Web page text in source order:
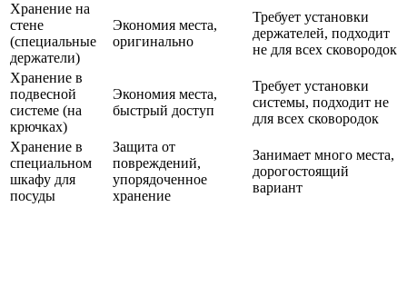
Хранение на
стене
(специальные
держатели)
Экономия места,
оригинально
Требует установки
держателей, подходит
не для всех сковородок
Хранение в
подвесной
системе (на
крючках)
Экономия места,
быстрый доступ
Требует установки
системы, подходит не
для всех сковородок
Хранение в
специальном
шкафу для
посуды
Защита от
повреждений,
упорядоченное
хранение
Занимает много места,
дорогостоящий
вариант